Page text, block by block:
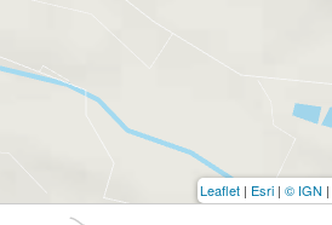
Leaflet | Esri | © IGN |